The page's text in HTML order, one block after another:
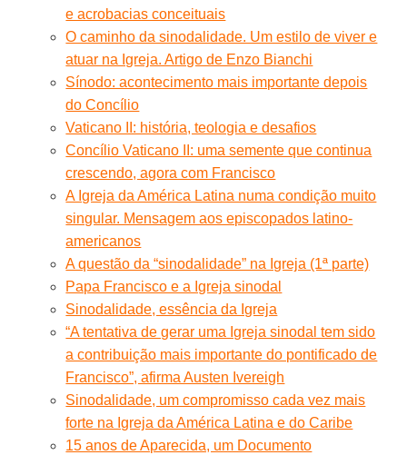
e acrobacias conceituais
O caminho da sinodalidade. Um estilo de viver e
atuar na Igreja. Artigo de Enzo Bianchi
Sínodo: acontecimento mais importante depois
do Concílio
Vaticano II: história, teologia e desafios
Concílio Vaticano II: uma semente que continua
crescendo, agora com Francisco
A Igreja da América Latina numa condição muito
singular. Mensagem aos episcopados latino-
americanos
A questão da “sinodalidade” na Igreja (1ª parte)
Papa Francisco e a Igreja sinodal
Sinodalidade, essência da Igreja
“A tentativa de gerar uma Igreja sinodal tem sido
a contribuição mais importante do pontificado de
Francisco”, afirma Austen Ivereigh
Sinodalidade, um compromisso cada vez mais
forte na Igreja da América Latina e do Caribe
15 anos de Aparecida, um Documento